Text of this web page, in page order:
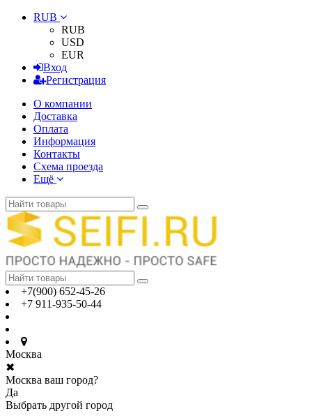
RUB
RUB
USD
EUR
Вход
Регистрация
О компании
Доставка
Оплата
Информация
Контакты
Схема проезда
Ещё
+7(900) 652-45-26
+7 911-935-50-44
Москва
✖
Москва ваш город?
Да
Выбрать другой город